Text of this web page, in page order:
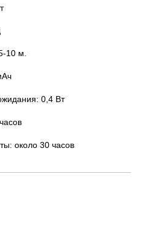
10 м.
0,4 Вт
около 30 часов